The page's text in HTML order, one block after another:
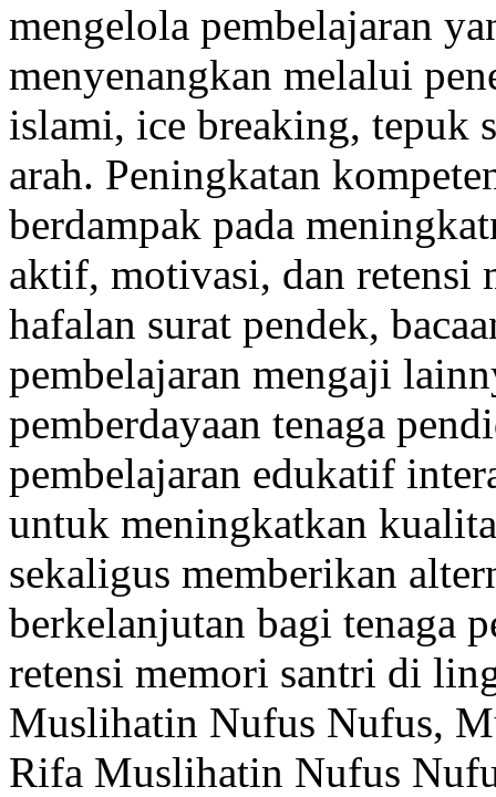
mengelola pembelajaran
menyenangkan melalui
islami, ice breaking, tepuk
arah. Peningkatan
berdampak pada
aktif, motivasi, dan retensi
hafalan surat pendek,
pembelajaran mengaji
pemberdayaan tenaga
pembelajaran edukatif
untuk meningkatkan
sekaligus memberikan
berkelanjutan bagi tenaga
retensi memori santri di
Muslihatin Nufus Nufus,
Rifa Muslihatin Nufus